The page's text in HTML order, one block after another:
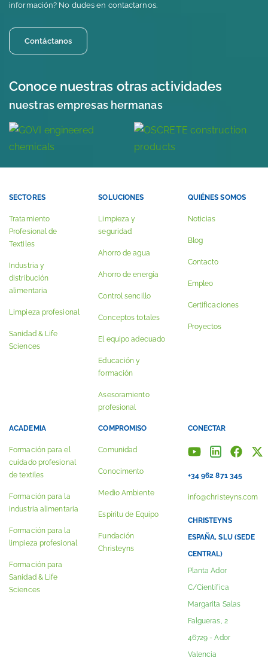
información? No dudes en contactarnos.
Contáctanos
Conoce nuestras otras actividades
nuestras empresas hermanas
SECTORES
Tratamiento
Profesional de
Textiles
Industria y
distribución
alimentaria
Limpieza profesional
Sanidad & Life
Sciences
SOLUCIONES
Limpieza y
seguridad
Ahorro de agua
Ahorro de energía
Control sencillo
Conceptos totales
El equipo adecuado
Educación y
formación
Asesoramiento
profesional
QUIÉNES SOMOS
Noticias
Blog
Contacto
Empleo
Certificaciones
Proyectos
ACADEMIA
Formación para el
cuidado profesional
de textiles
Formación para la
industria alimentaria
Formación para la
limpieza profesional
Formación para
Sanidad & Life
Sciences
COMPROMISO
Comunidad
Conocimento
Medio Ambiente
Espíritu de Equipo
Fundación
Christeyns
CONECTAR
+34 962 871 345
info@christeyns.com
CHRISTEYNS
ESPAÑA, SLU (SEDE
CENTRAL)
Planta Ador
C/Científica
Margarita Salas
Falgueras, 2
46729 - Ador
Valencia